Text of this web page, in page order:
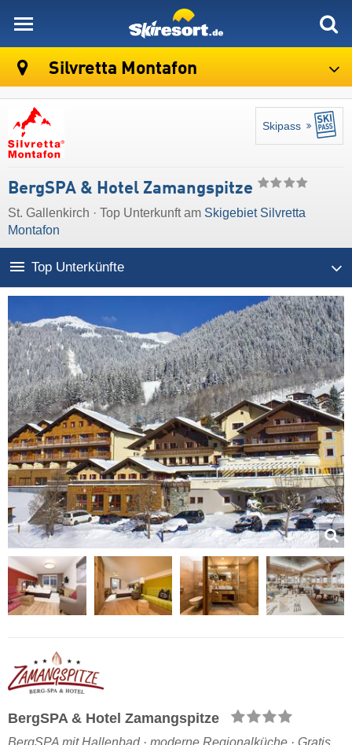
Silvretta Montafon
Skipass
BergSPA & Hotel Zamangspitze
St. Gallenkirch · Top Unterkunft am Skigebiet Silvretta
Montafon
Top Unterkünfte
BergSPA & Hotel Zamangspitze
BergSPA mit Hallenbad · moderne Regionalküche · Gratis